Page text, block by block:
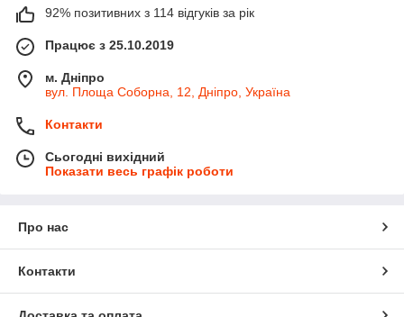
92% позитивних з 114 відгуків за рік
Працює з 25.10.2019
м. Дніпро
вул. Площа Соборна, 12, Дніпро, Україна
Контакти
Сьогодні вихідний
Показати весь графік роботи
Про нас
Контакти